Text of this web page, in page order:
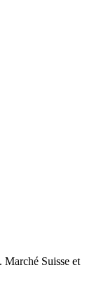
Suisse et